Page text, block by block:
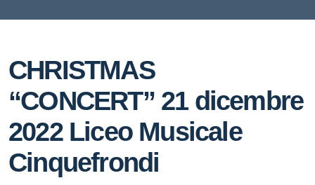
CHRISTMAS
“CONCERT” 21 dicembre
2022 Liceo Musicale
Cinquefrondi